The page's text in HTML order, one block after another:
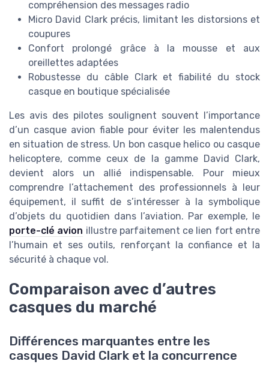
compréhension des messages radio
Micro David Clark précis, limitant les distorsions et
coupures
Confort prolongé grâce à la mousse et aux
oreillettes adaptées
Robustesse du câble Clark et fiabilité du stock
casque en boutique spécialisée
Les avis des pilotes soulignent souvent l’importance
d’un casque avion fiable pour éviter les malentendus
en situation de stress. Un bon casque helico ou casque
helicoptere, comme ceux de la gamme David Clark,
devient alors un allié indispensable. Pour mieux
comprendre l’attachement des professionnels à leur
équipement, il suffit de s’intéresser à la symbolique
d’objets du quotidien dans l’aviation. Par exemple, le
porte-clé avion illustre parfaitement ce lien fort entre
l’humain et ses outils, renforçant la confiance et la
sécurité à chaque vol.
Comparaison avec d’autres
casques du marché
Différences marquantes entre les
casques David Clark et la concurrence